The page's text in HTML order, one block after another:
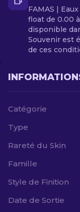
FAMAS |
float de 0.00
disponible
Souvenir est
de ces
Catégorie
Type
Rareté du Skin
Famille
Style de Finition
Date de Sortie